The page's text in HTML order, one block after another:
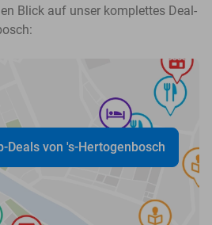
Blick auf unser komplettes Deal-
Deals von 's-Hertogenbosch